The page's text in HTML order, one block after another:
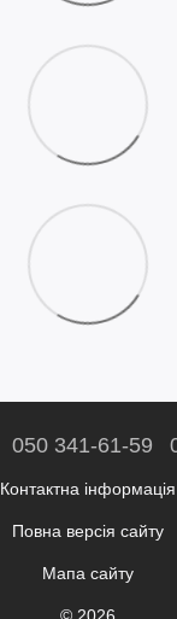
050 341-61-59
Контактна інформація
Повна версія сайту
Мапа сайту
© 2026